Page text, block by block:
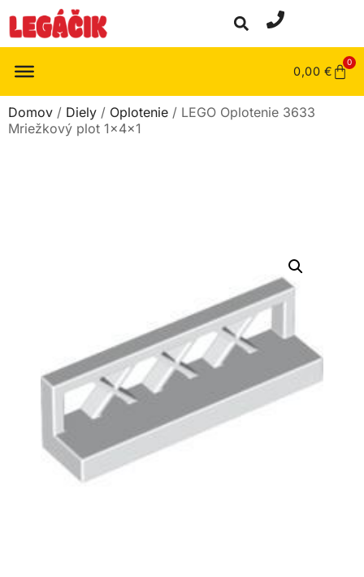
0,00 €
0
Domov / Diely / Oplotenie / LEGO Oplotenie 3633
Mriežkový plot 1x4x1